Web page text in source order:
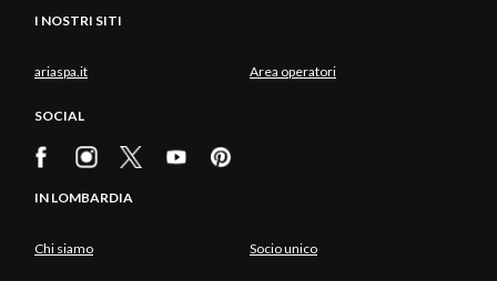
I NOSTRI SITI
ariaspa.it Area operatori
SOCIAL
IN LOMBARDIA
Chi siamo Socio unico